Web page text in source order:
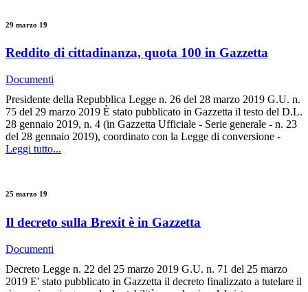
29 marzo 19
Reddito di cittadinanza, quota 100 in Gazzetta
Documenti
Presidente della Repubblica Legge n. 26 del 28 marzo 2019 G.U. n.
75 del 29 marzo 2019 È stato pubblicato in Gazzetta il testo del D.L.
28 gennaio 2019, n. 4 (in Gazzetta Ufficiale - Serie generale - n. 23
del 28 gennaio 2019), coordinato con la Legge di conversione -
Leggi tutto...
25 marzo 19
Il decreto sulla Brexit è in Gazzetta
Documenti
Decreto Legge n. 22 del 25 marzo 2019 G.U. n. 71 del 25 marzo
2019 E' stato pubblicato in Gazzetta il decreto finalizzato a tutelare il